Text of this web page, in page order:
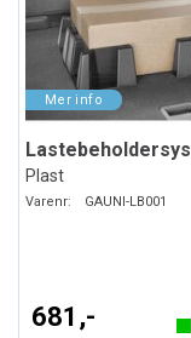
Plast
Varenr: GAUNI-LB001
681,-